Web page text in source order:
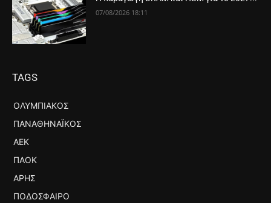
07/08/2026 18:11
TAGS
ΟΛΥΜΠΙΑΚΌΣ
ΠΑΝΑΘΗΝΑΪΚΌΣ
ΑΕΚ
ΠΑΟΚ
ΆΡΗΣ
ΠΟΔΌΣΦΑΙΡΟ